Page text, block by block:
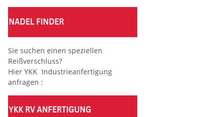
Sie suchen einen speziellen
Reißverschluss?
Hier YKK Industrieanfertigung
anfragen :